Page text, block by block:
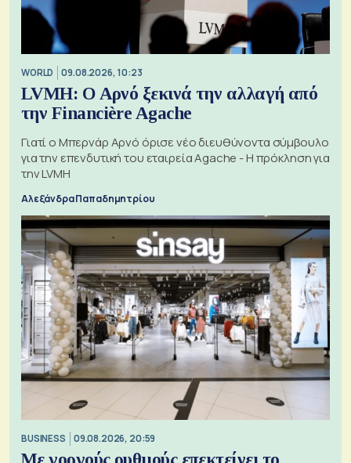
WORLD 09.08.2026, 10:23
LVMH: Ο Αρνό ξεκινά την αλλαγή από
την Financière Agache
Γιατί ο Μπερνάρ Αρνό όρισε νέο διευθύνοντα σύμβουλο
για την επενδυτική του εταιρεία Agache - Η πρόκληση για
την LVMH
Αλεξάνδρα Παπαδημητρίου
BUSINESS 09.08.2026, 20:59